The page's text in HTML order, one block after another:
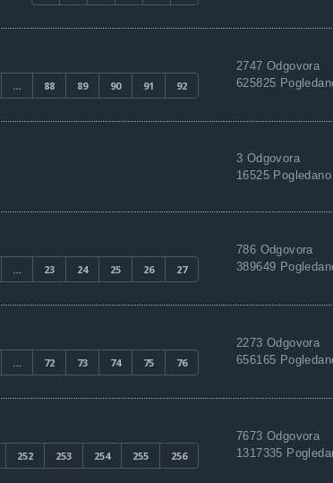
… 88 89 90 91 92
2747 Odgovora
625825
3 Odgovora
16525 Pogledano
… 23 24 25 26 27
786 Odgovora
389649
… 72 73 74 75 76
2273 Odgovora
656165
252 253 254 255 256
7673 Odgovora
1317335